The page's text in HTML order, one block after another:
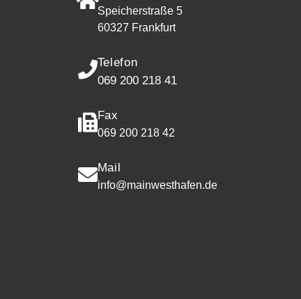
Speicherstraße 5
60327 Frankfurt
Telefon
069 200 218 41
Fax
069 200 218 42
Mail
info@mainwesthafen.de